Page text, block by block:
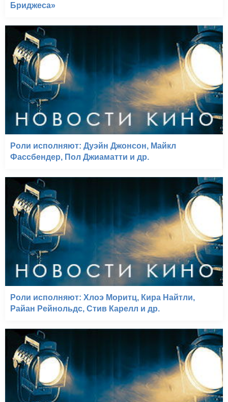
Бриджеса»
Роли исполняют: Дуэйн Джонсон, Майкл
Фассбендер, Пол Джиаматти и др.
Роли исполняют: Хлоэ Моритц, Кира Найтли,
Райан Рейнольдс, Стив Карелл и др.